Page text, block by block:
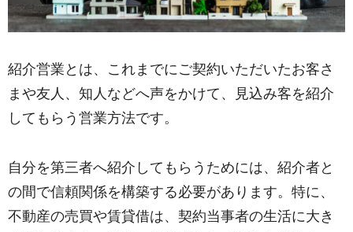
紹介営業とは、これまでにご契約いただいたお客さ
まや友人、知人などへ声をかけて、見込み客を紹介
してもらう営業方法です。
自分を第三者へ紹介してもらうためには、紹介者と
の間で信頼関係を構築する必要があります。特に、
不動産の売買や賃貸借は、契約当事者の生活に大き